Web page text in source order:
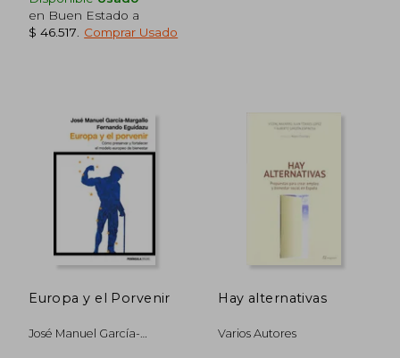
50%
dcto. $ 59.477
en Buen Estado a
$ 46.517
Comprar Usado
Europa y el Porvenir
José Manuel García-
Hay alternativas
Varios Autores